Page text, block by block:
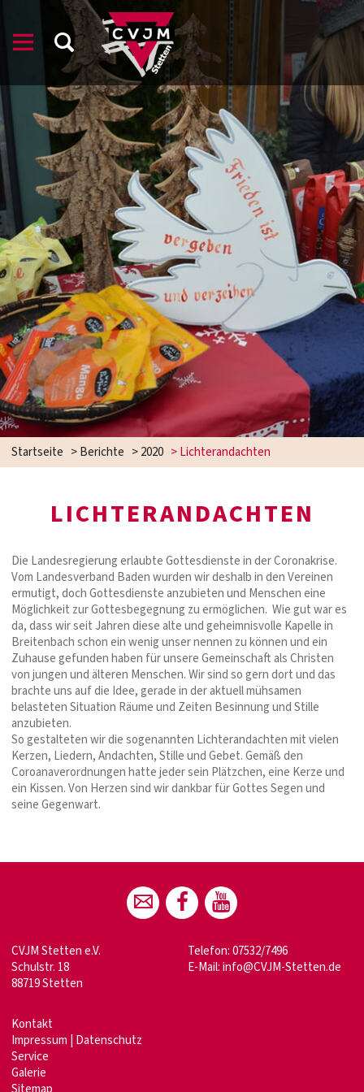
Startseite >Berichte >2020 >Lichterandachten
LICHTERANDACHTEN
Die Landesregierung erlaubte Gottesdienste in der Coronakrise.
Vom Landesverband Baden wurden wir deshalb in den Vereinen
ermutigt, doch Gottesdienste anzubieten und Menschen eine
Möglichkeit zur Gottesbegegnung zu ermöglichen. Wie gut war es
da, dass wir seit Jahren diese alte und geheimnisvolle Kapelle in
Breitenbach schon ein wenig unser nennen zu können und ein
Zuhause gefunden haben für unsere Gemeinschaft als Christen
von jungen und älteren Menschen. Wir sind so gern dort und das
brachte uns auf die Idee, gerade in der aktuell mühsamen
belasteten Situation Räume und Zeiten Besinnung und Stille
anzubieten.
So gestalteten wir die sogenannten Lichterandachten mit vielen
Kerzen, Liedern, Andachten, Stille und Gebet. Gemäß den
Coroanaverordnungen hatte jeder sein Plätzchen, eine Kerze und
ein Kissen. Von Herzen sind wir dankbar für Gottes Segen und
seine Gegenwart.
CVJM Stetten e.V.
Schulstr. 18
88719 Stetten
Telefon: 07532/7496
E-Mail:info@CVJM-Stetten.de
Kontakt
Impressum | Datenschutz
Service
Galerie